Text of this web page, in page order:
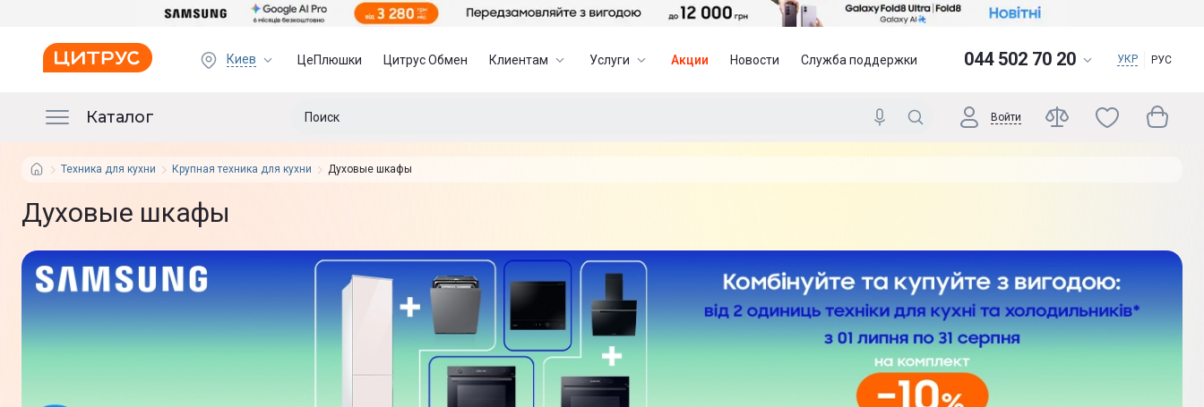
Киев ЦеПлюшки Цитрус Обмен Клиентам Услуги Акции Новости Служба поддержки 044 502 70 20 УКР РУС
Каталог Войти
Техника для кухни Крупная техника для кухни Духовые шкафы
Духовые шкафы